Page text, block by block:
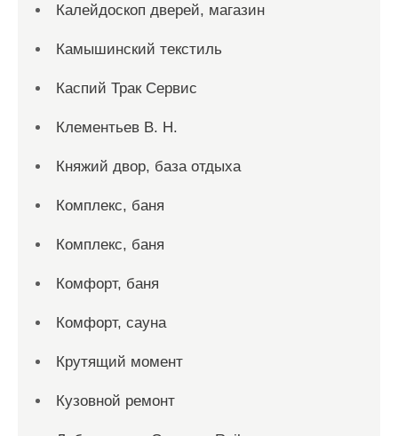
Калейдоскоп дверей, магазин
Камышинский текстиль
Каспий Трак Сервис
Клементьев В. Н.
Княжий двор, база отдыха
Комплекс, баня
Комплекс, баня
Комфорт, баня
Комфорт, сауна
Крутящий момент
Кузовной ремонт